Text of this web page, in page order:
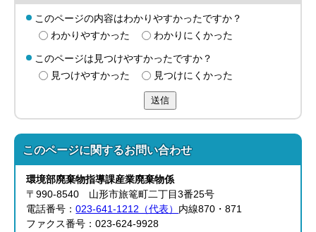
このページの内容はわかりやすかったですか？
わかりやすかった
わかりにくかった
このページは見つけやすかったですか？
見つけやすかった
見つけにくかった
送信
このページに関するお問い合わせ
環境部廃棄物指導課産業廃棄物係
〒990-8540 山形市旅篭町二丁目3番25号
電話番号：023-641-1212（代表） 内線870・871
ファクス番号：023-624-9928